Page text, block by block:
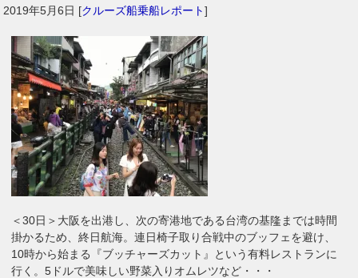
2019年5月6日 [クルーズ船乗船レポート]
＜30日＞大阪を出港し、次の寄港地である台湾の基隆までは時間
掛かるため、終日航海。連日椅子取り合戦中のブッフェを避け、
10時から始まる『ブッチャーズカット』という有料レストランに
行く。5ドルで美味しい野菜入りオムレツなど・・・